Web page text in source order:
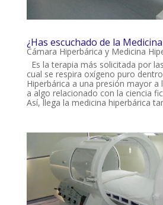
¿Has escuchado de la
Cámara Hiperbárica y Medicina
Es la terapia más solicitada por
cual se respira oxígeno puro
Hiperbárica a una presión mayor a
a algo relacionado con la ciencia
Así, llega la medicina hiperbárica